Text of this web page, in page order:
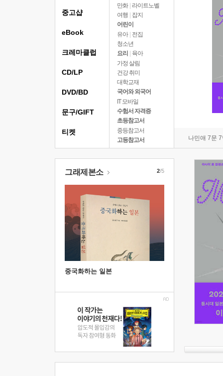
만화 | 라이트노벨
여행
잡지
어린이
유아 | 전집
청소년
요리
육아
가정 살림
건강 취미
대학교재
국어와 외국어
IT 모바일
수험서 자격증
초등참고서
중등참고서
고등참고서
나민애 7문
중고샵
eBook
크레마클럽
CD/LP
DVD/BD
문구/GIFT
티켓
그래제본소
중국화하는 일본
2/5